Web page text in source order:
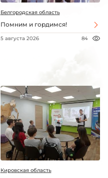
Белгородская область
Помним и гордимся!
5 августа 2026 84
Кировская область